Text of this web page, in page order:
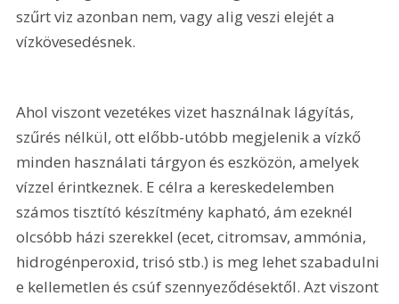
szűrt viz azonban nem, vagy alig veszi elejét a
vízkövesedésnek.
Ahol viszont vezetékes vizet használnak lágyítás,
szűrés nélkül, ott előbb-utóbb megjelenik a vízkő
minden használati tárgyon és eszközön, amelyek
vízzel érintkeznek. E célra a kereskedelemben
számos tisztító készítmény kapható, ám ezeknél
olcsóbb házi szerekkel (ecet, citromsav, ammónia,
hidrogénperoxid, trisó stb.) is meg lehet szabadulni
e kellemetlen és csúf szennyeződésektől. Azt viszont